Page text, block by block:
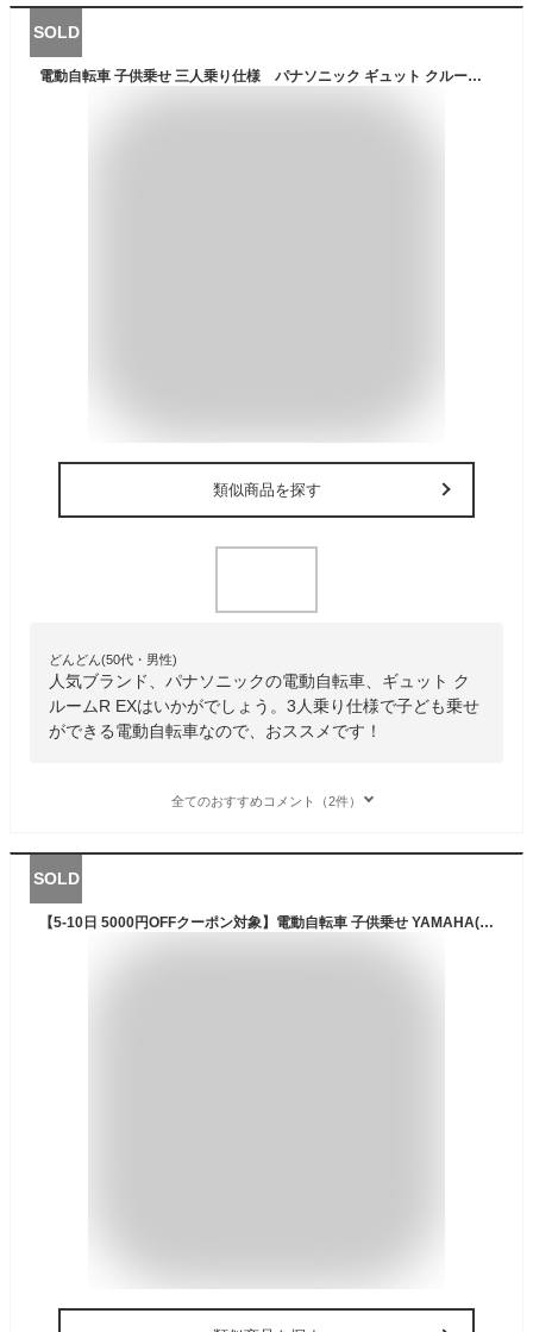
SOLD
電動自転車 子供乗せ 三人乗り仕様 パナソニック ギュット クルームR EX 20インチ 16.0Ah 2023年 BE-FRE032 自社便エリア送料無料（地域限定）
類似商品を探す
どんどん(50代・男性)
人気ブランド、パナソニックの電動自転車、ギュット ク
ルームR EXはいかがでしょう。3人乗り仕様で子ども乗せ
ができる電動自転車なので、おススメです！
全てのおすすめコメント（2件）
SOLD
【5-10日 5000円OFFクーポン対象】電動自転車 子供乗せ YAMAHA(ヤマハ)3人乗り PAS Babby un SP (パス バビー アン SP) 2022年モデル【通常3~5営業日で出荷】